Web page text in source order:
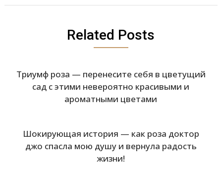
Related Posts
Триумф роза — перенесите себя в цветущий
сад с этими невероятно красивыми и
ароматными цветами
Шокирующая история — как роза доктор
джо спасла мою душу и вернула радость
жизни!